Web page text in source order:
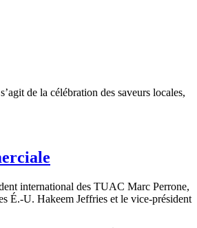
de la célébration des saveurs locales,